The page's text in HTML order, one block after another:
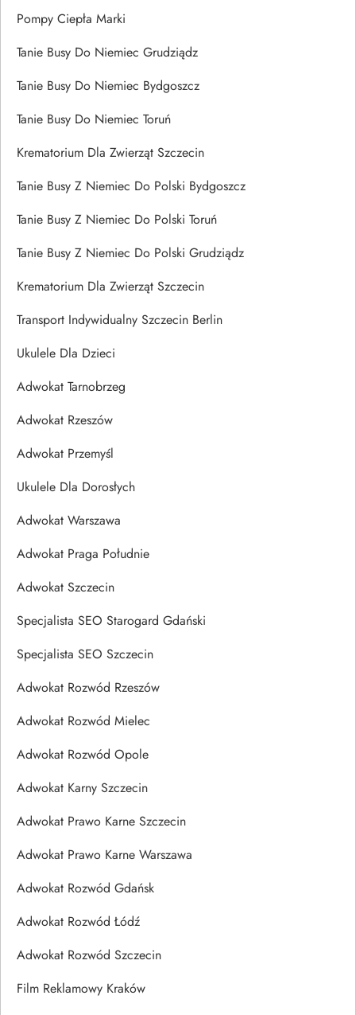
Pompy Ciepła Marki
Tanie Busy Do Niemiec Grudziądz
Tanie Busy Do Niemiec Bydgoszcz
Tanie Busy Do Niemiec Toruń
Krematorium Dla Zwierząt Szczecin
Tanie Busy Z Niemiec Do Polski Bydgoszcz
Tanie Busy Z Niemiec Do Polski Toruń
Tanie Busy Z Niemiec Do Polski Grudziądz
Krematorium Dla Zwierząt Szczecin
Transport Indywidualny Szczecin Berlin
Ukulele Dla Dzieci
Adwokat Tarnobrzeg
Adwokat Rzeszów
Adwokat Przemyśl
Ukulele Dla Dorosłych
Adwokat Warszawa
Adwokat Praga Południe
Adwokat Szczecin
Specjalista SEO Starogard Gdański
Specjalista SEO Szczecin
Adwokat Rozwód Rzeszów
Adwokat Rozwód Mielec
Adwokat Rozwód Opole
Adwokat Karny Szczecin
Adwokat Prawo Karne Szczecin
Adwokat Prawo Karne Warszawa
Adwokat Rozwód Gdańsk
Adwokat Rozwód Łódź
Adwokat Rozwód Szczecin
Film Reklamowy Kraków